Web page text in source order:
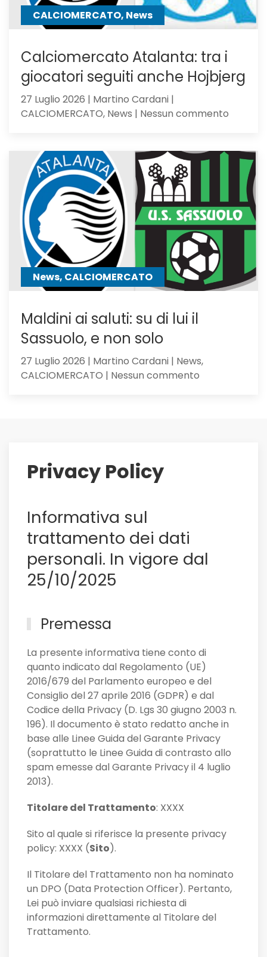
CALCIOMERCATO, News
Calciomercato Atalanta: tra i
giocatori seguiti anche Hojbjerg
27 Luglio 2026 | Martino Cardani |
CALCIOMERCATO, News | Nessun commento
tra
seguiti
anche
Hojbjerg
News, CALCIOMERCATO
Maldini ai saluti: su di lui il
Sassuolo, e non solo
27 Luglio 2026 | Martino Cardani | News,
CALCIOMERCATO | Nessun commento
Privacy Policy
Informativa sul
trattamento dei dati
personali. In vigore dal
25/10/2025
Premessa
La presente informativa tiene conto di
quanto indicato dal Regolamento (UE)
2016/679 del Parlamento europeo e del
Consiglio del 27 aprile 2016 (GDPR) e dal
Codice della Privacy (D. Lgs 30 giugno 2003 n.
196). Il documento è stato redatto anche in
base alle Linee Guida del Garante Privacy
(soprattutto le Linee Guida di contrasto allo
spam emesse dal Garante Privacy il 4 luglio
2013).
Titolare del Trattamento: XXXX
Sito al quale si riferisce la presente privacy
policy: XXXX (Sito).
Il Titolare del Trattamento non ha nominato
un DPO (Data Protection Officer). Pertanto,
Lei può inviare qualsiasi richiesta di
informazioni direttamente al Titolare del
Trattamento.